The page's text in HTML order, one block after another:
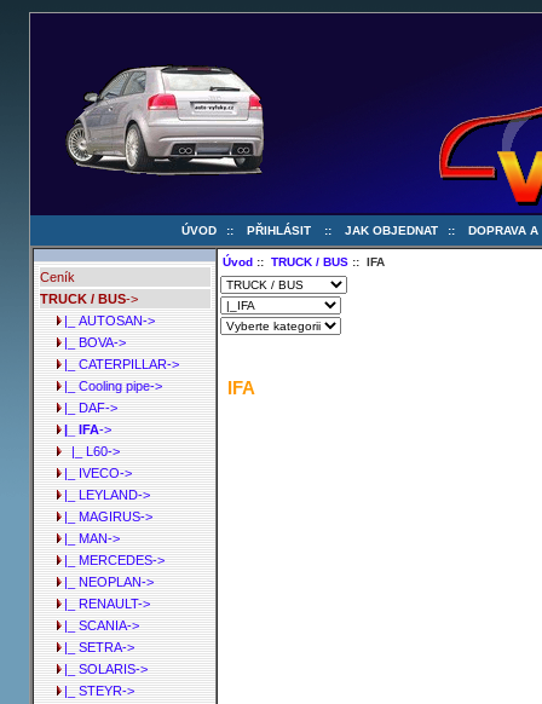
ÚVOD :: PŘIHLÁSIT :: JAK OBJEDNAT :: DOPRAVA A
Ceník
TRUCK / BUS->
|_ AUTOSAN->
|_ BOVA->
|_ CATERPILLAR->
|_ Cooling pipe->
|_ DAF->
|_ IFA->
|_ L60->
|_ IVECO->
|_ LEYLAND->
|_ MAGIRUS->
|_ MAN->
|_ MERCEDES->
|_ NEOPLAN->
|_ RENAULT->
|_ SCANIA->
|_ SETRA->
|_ SOLARIS->
|_ STEYR->
Úvod ::TRUCK / BUS :: IFA
IFA